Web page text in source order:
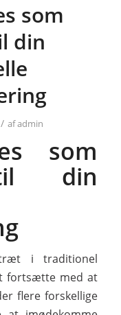
som
din
/ afadmin
som
din
i traditionel
fortsætte med at
flere forskellige